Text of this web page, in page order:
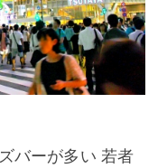
バーが多い 若者